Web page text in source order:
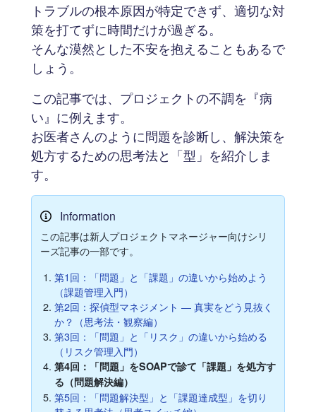
トラブルの根本原因が特定できず、適切な対
策を打てずに時間だけが過ぎる。
そんな漠然とした不安を抱えることもあるで
しょう。
この記事では、プロジェクトの不調を『病
い』に例えます。
お医者さんのように問題を診断し、解決策を
処方するための思考法と「型」を紹介しま
す。
Information
この記事は新人プロジェクトマネージャー向けシリ
ーズ記事の一部です。
第1回：「問題」と「課題」の違いから始めよう
（課題管理入門）
第2回：探偵型マネジメント ― 真実をどう見抜く
か？（思考法・観察編）
第3回：「問題」と「リスク」の違いから始める
（リスク管理入門）
第4回：「問題」をSOAPで診て「課題」を処方す
る（問題解決編）
第5回：「問題解決型」と「課題達成型」を切り